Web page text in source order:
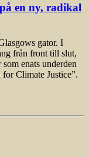
en ny, radikal
gator. I
från front till slut,
enats underden
Climate Justice”.